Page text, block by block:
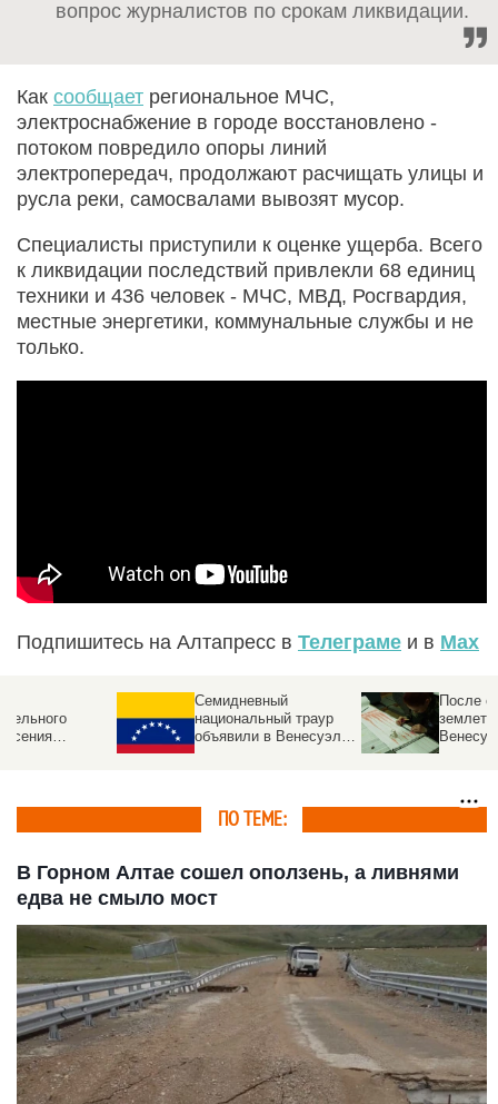
вопрос журналистов по срокам ликвидации.
Как сообщает региональное МЧС,
электроснабжение в городе восстановлено -
потоком повредило опоры линий
электропередач, продолжают расчищать улицы и
русла реки, самосвалами вывозят мусор.
Специалисты приступили к оценке ущерба. Всего
к ликвидации последствий привлекли 68 единиц
техники и 436 человек - МЧС, МВД, Росгвардия,
местные энергетики, коммунальные службы и не
только.
Подпишитесь на Алтапресс в Телеграме и в Max
ликвидируют
последствия разлива
химикатов после атаки
После
сокрушительного
землетрясения
произошел взрыв в
ПО ТЕМЕ:
В Горном Алтае сошел оползень, а ливнями
едва не смыло мост